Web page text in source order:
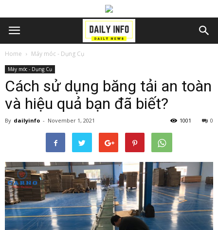
Home Máy móc - Dụng Cụ
Máy móc - Dụng Cụ
Cách sử dụng băng tải an toàn
và hiệu quả bạn đã biết?
By dailyinfo - November 1, 2021 0
1001